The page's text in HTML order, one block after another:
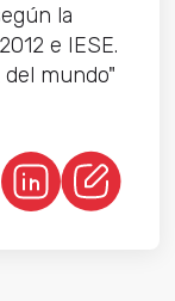
la
e IESE.
mundo"